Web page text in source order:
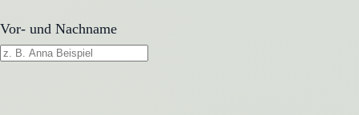
Vor- und Nachname